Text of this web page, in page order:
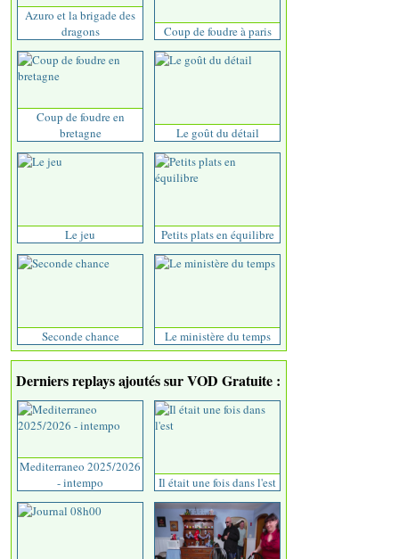
Azuro et la brigade des
dragons
Coup de foudre à paris
Coup de foudre en
bretagne
Le goût du détail
Le jeu Petits plats en équilibre
Seconde chance Le ministère du temps
Derniers replays ajoutés sur VOD Gratuite :
Mediterraneo 2025/2026
- intempo
Il était une fois dans l'est